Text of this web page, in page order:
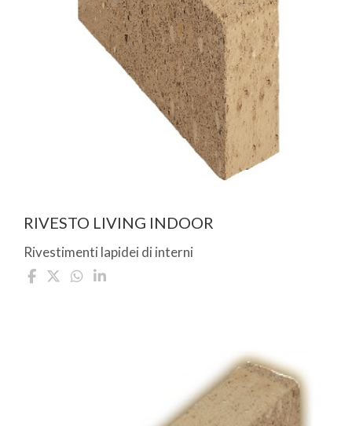
RIVESTO LIVING INDOOR
Rivestimenti lapidei di interni